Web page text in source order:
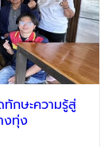
กษะความรู้สู่
งทุ่ง